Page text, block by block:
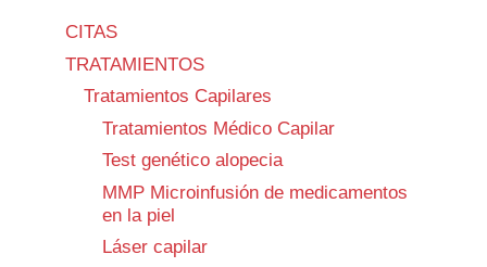
CITAS
TRATAMIENTOS
Tratamientos Capilares
Tratamientos Médico Capilar
Test genético alopecia
MMP Microinfusión de medicamentos
en la piel
Láser capilar